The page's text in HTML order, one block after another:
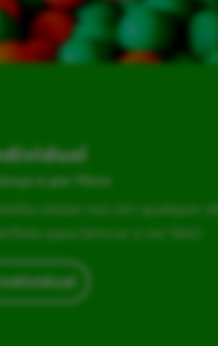
e por Hora
visitar-nos em qualquer dia
para brincar e ser feliz!